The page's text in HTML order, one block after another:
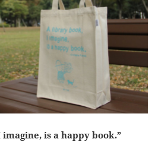
is a happy book.”